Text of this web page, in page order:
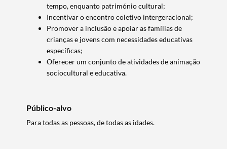
tempo, enquanto património cultural;
Incentivar o encontro coletivo intergeracional;
Promover a inclusão e apoiar as famílias de
crianças e jovens com necessidades educativas
específicas;
Oferecer um conjunto de atividades de animação
sociocultural e educativa.
Público-alvo
Para todas as pessoas, de todas as idades.